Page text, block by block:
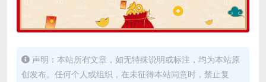
声明：本站所有文章，如无特殊说明或标注，均为本站原
创发布。任何个人或组织，在未征得本站同意时，禁止复